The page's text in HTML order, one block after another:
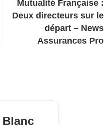
Mutualité Française :
Deux directeurs sur le
départ – News
Assurances Pro